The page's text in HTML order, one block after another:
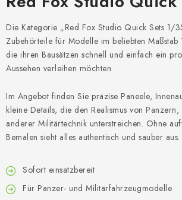
WARHAMMER
ASK PRODUKTE
PLASTIKMODELLE
FARBEN & WERKZEUGE
Die Kategorie „Red Fox Studio Quick Sets 1/
Zubehörteile für Modelle im beliebten
die ihren Bausätzen schnell und einfach ein
Aussehen verleihen möchten.
Im Angebot finden Sie präzise Paneele,
kleine Details, die den Realismus von
anderer Militärtechnik unterstreichen. Ohne
Bemalen sieht alles authentisch und sauber aus.
Sofort einsatzbereit
Für Panzer- und Militärfahrzeugmodelle